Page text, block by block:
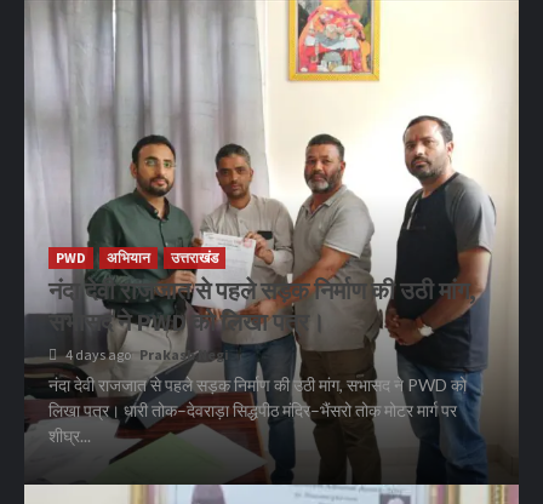
PWD अभियान उत्तराखंड
नंदा देवी राजजात से पहले सड़क निर्माण की उठी मांग,
सभासद ने PWD को लिखा पत्र।
4 days ago Prakash Negi
नंदा देवी राजजात से पहले सड़क निर्माण की उठी मांग, सभासद ने PWD को
लिखा पत्र। धारी तोक–देवराड़ा सिद्धपीठ मंदिर–भैंसरो तोक मोटर मार्ग पर
शीघ्र...